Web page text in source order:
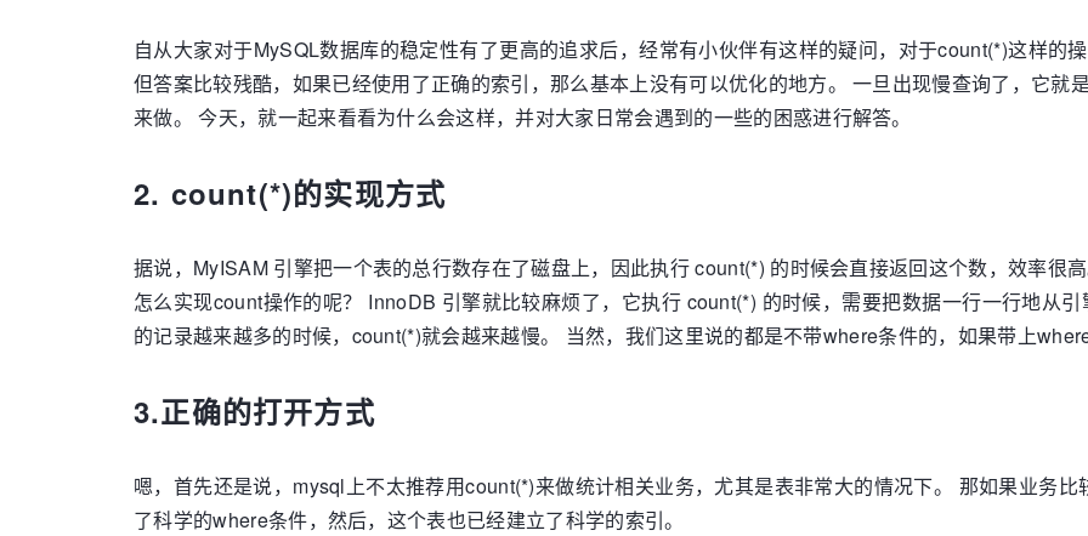
自从大家对于MySQL数据库的稳定性有了更高的追求后，经常有小伙伴有这样的疑问，对于count(*)这样的
但答案比较残酷，如果已经使用了正确的索引，那么基本上没有可以优化的地方。 一旦出现慢查询了，它就
来做。 今天，就一起来看看为什么会这样，并对大家日常会遇到的一些的困惑进行解答。
2. count(*)的实现方式
据说，MyISAM 引擎把一个表的总行数存在了磁盘上，因此执行 count(*) 的时候会直接返回这个数，效率很
怎么实现count操作的呢？ InnoDB 引擎就比较麻烦了，它执行 count(*) 的时候，需要把数据一行一行地从
的记录越来越多的时候，count(*)就会越来越慢。 当然，我们这里说的都是不带where条件的，如果带上
3.正确的打开方式
嗯，首先还是说，mysql上不太推荐用count(*)来做统计相关业务，尤其是表非常大的情况下。 那如果业务
了科学的where条件，然后，这个表也已经建立了科学的索引。